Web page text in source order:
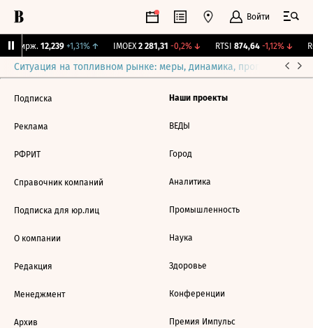
Войти
Бирж. 12,239 +1,31%↑ IMOEX 2 281,31 -0,2%↓ RTSI 874,64 -1,12%↓
Ситуация на топливном рынке: меры, динамика, прогнозы
Подписка
Реклама
РФРИТ
Справочник компаний
Подписка для юр.лиц
О компании
Редакция
Менеджмент
Архив
Наши проекты
ВЕДЫ
Город
Аналитика
Промышленность
Наука
Здоровье
Конференции
Премия Импульс